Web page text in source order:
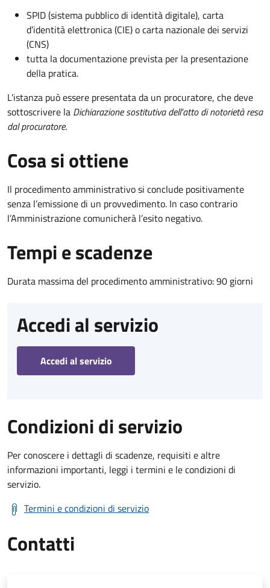
SPID (sistema pubblico di identità digitale), carta
d’identità elettronica (CIE) o carta nazionale dei servizi
(CNS)
tutta la documentazione prevista per la presentazione
della pratica.
L'istanza può essere presentata da un procuratore, che deve
sottoscrivere la Dichiarazione sostitutiva dell'atto di notorietà resa
dal procuratore.
Cosa si ottiene
Il procedimento amministrativo si conclude positivamente
senza l’emissione di un provvedimento. In caso contrario
l’Amministrazione comunicherà l’esito negativo.
Tempi e scadenze
Durata massima del procedimento amministrativo: 90 giorni
Accedi al servizio
Accedi al servizio
Condizioni di servizio
Per conoscere i dettagli di scadenze, requisiti e altre
informazioni importanti, leggi i termini e le condizioni di
servizio.
Termini e condizioni di servizio
Contatti